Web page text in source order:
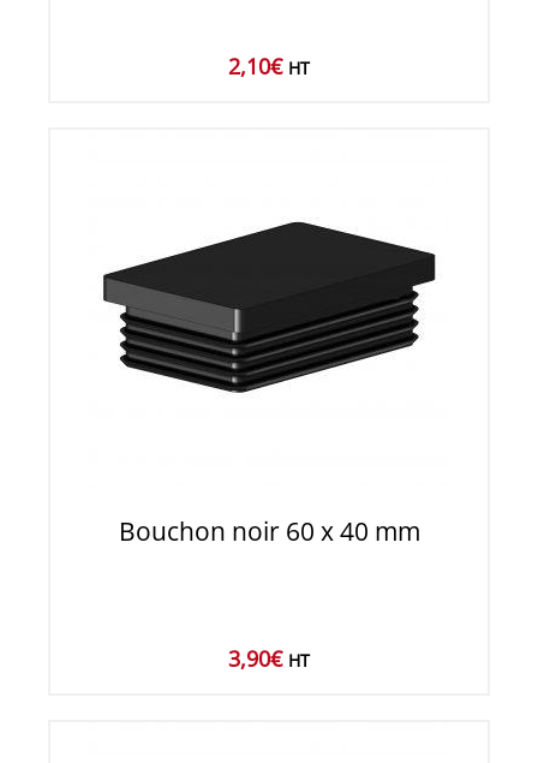
2,10€ HT
Bouchon noir 60 x 40 mm
3,90€ HT